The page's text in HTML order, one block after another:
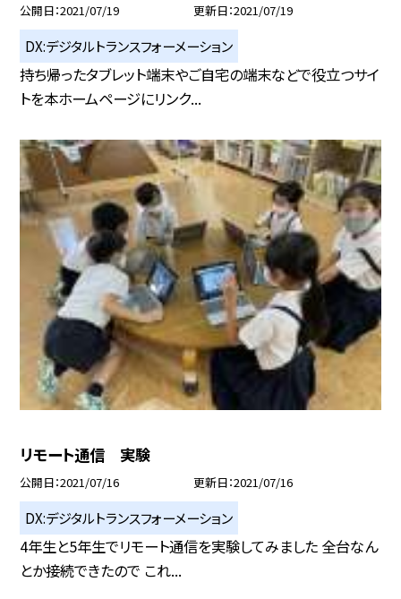
公開日 2021/07/19 更新日 2021/07/19
DX:デジタルトランスフォーメーション
持ち帰ったタブレット端末やご自宅の端末などで役立つサイ
トを本ホームページにリンク...
リモート通信 実験
公開日 2021/07/16 更新日 2021/07/16
DX:デジタルトランスフォーメーション
4年生と5年生でリモート通信を実験してみました 全台なん
とか接続できたので これ...